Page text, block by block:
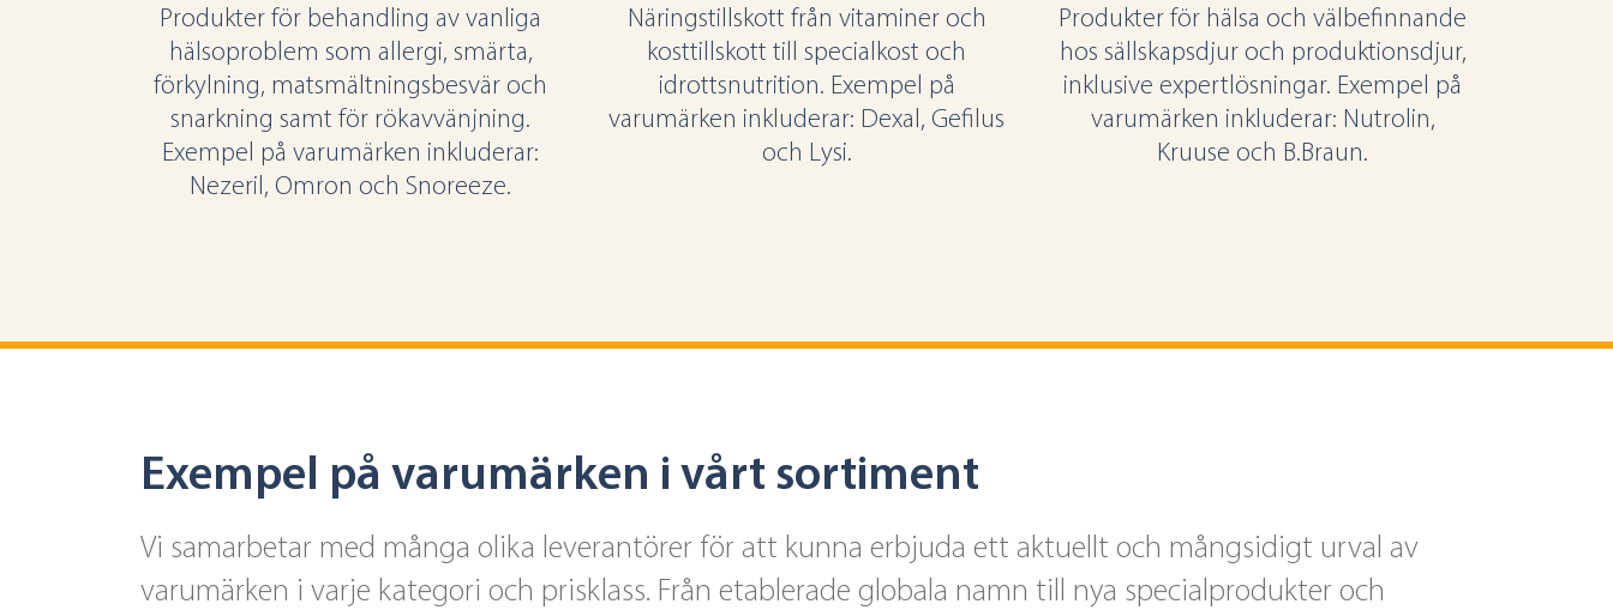
Produkter för behandling av vanliga
hälsoproblem som allergi, smärta,
förkylning, matsmältningsbesvär och
snarkning samt för rökavvänjning.
Exempel på varumärken inkluderar:
Nezeril, Omron och Snoreeze.
Näringstillskott från vitaminer och
kosttillskott till specialkost och
idrottsnutrition. Exempel på
varumärken inkluderar: Dexal, Gefilus
och Lysi.
Produkter för hälsa och välbefinnande
hos sällskapsdjur och produktionsdjur,
inklusive expertlösningar. Exempel på
varumärken inkluderar: Nutrolin,
Kruuse och B.Braun.
Exempel på varumärken i vårt sortiment
Vi samarbetar med många olika leverantörer för att kunna erbjuda ett aktuellt och mångsidigt urval av
varumärken i varje kategori och prisklass. Från etablerade globala namn till nya specialprodukter och